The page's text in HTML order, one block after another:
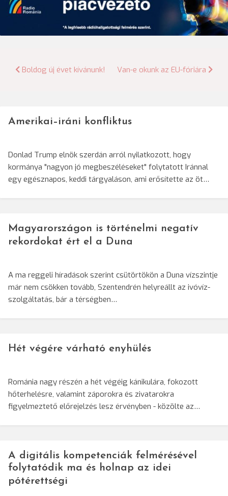
Bejegyzés
Boldog új évet kívánunk! Van-e okunk az EU-fóriára
Amerikai–iráni konfliktus
Donlad Trump elnök szerdán arról nyilatkozott, hogy
kormánya "nagyon jó megbeszéléseket" folytatott Iránnal
egy egésznapos, keddi tárgyaláson, ami erősítette az öt…
Magyarországon is történelmi negatív
rekordokat ért el a Duna
A ma reggeli híradások szerint csütörtökön a Duna vízszintje
már nem csökken tovább, Szentendrén helyreállt az ivóvíz-
szolgáltatás, bár a térségben…
Hét végére várható enyhülés
Románia nagy részén a hét végéig kánikulára, fokozott
hőterhelésre, valamint záporokra és zivatarokra
figyelmeztető előrejelzés lesz érvényben - közölte az…
A digitális kompetenciák felmérésével
folytatódik ma és holnap az idei
pótérettségi